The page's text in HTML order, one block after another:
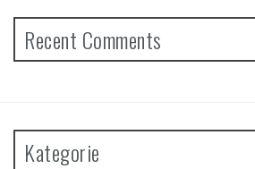
Recent Comments
Kategorie